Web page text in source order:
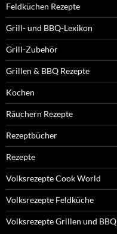
Feldküchen Rezepte
Grill- und BBQ-Lexikon
Grill-Zubehör
Grillen & BBQ Rezepte
Kochen
Räuchern Rezepte
Rezeptbücher
Rezepte
Volksrezepte Cook World
Volksrezepte Feldküche
Volksrezepte Grillen und BBQ